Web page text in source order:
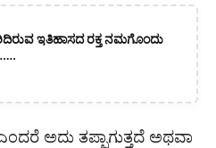
ಇತಿಹಾಸದ ರಕ್ತ ನಮಗೊಂದು
ಅದು ತಪ್ಪಾಗುತ್ತದೆ ಅಥವಾ